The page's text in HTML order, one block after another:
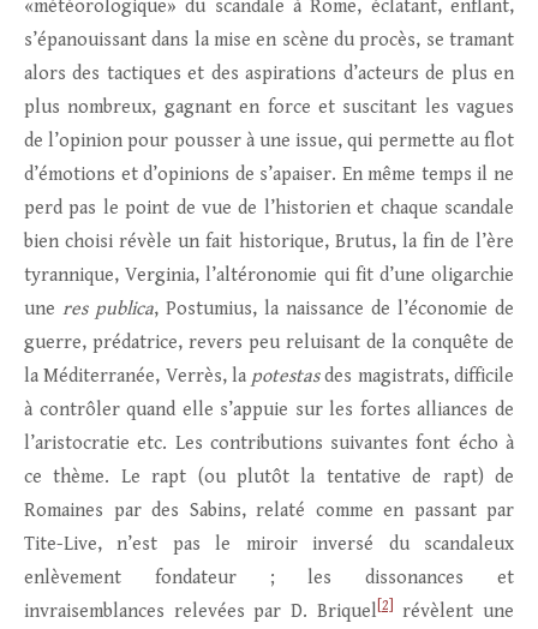
«météorologique» du scandale à Rome, éclatant, enflant,
s’épanouissant dans la mise en scène du procès, se tramant
alors des tactiques et des aspirations d’acteurs de plus en
plus nombreux, gagnant en force et suscitant les vagues
de l’opinion pour pousser à une issue, qui permette au flot
d’émotions et d’opinions de s’apaiser. En même temps il ne
perd pas le point de vue de l’historien et chaque scandale
bien choisi révèle un fait historique, Brutus, la fin de l’ère
tyrannique, Verginia, l’altéronomie qui fit d’une oligarchie
une res publica, Postumius, la naissance de l’économie de
guerre, prédatrice, revers peu reluisant de la conquête de
la Méditerranée, Verrès, la potestasdes magistrats, difficile
à contrôler quand elle s’appuie sur les fortes alliances de
l’aristocratie etc. Les contributions suivantes font écho à
ce thème. Le rapt (ou plutôt la tentative de rapt) de
Romaines par des Sabins, relaté comme en passant par
Tite-Live, n’est pas le miroir inversé du scandaleux
enlèvement fondateur ; les dissonances et
invraisemblances relevées par D. Briquel [2]
révèlent une